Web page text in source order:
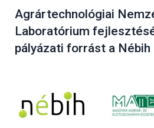
Agrártechnológiai
Laboratórium
pályázati forrást a Nébih